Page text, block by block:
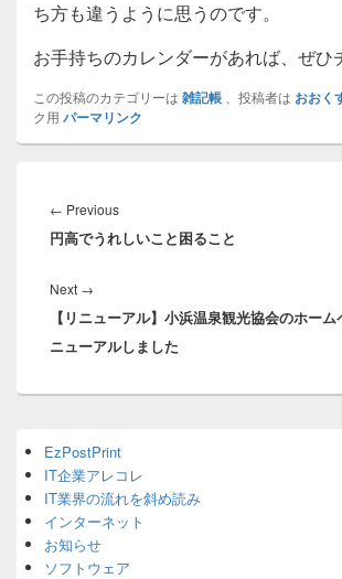
ち方も違うように思うのです。
お手持ちのカレンダーがあれば、ぜひ
この投稿のカテゴリーは 雑記帳 、投稿者は おおく
ク用 パーマリンク
稿
ナ
ゲ
ー
シ
ョ
← PreviousPrevious
post:
円高でうれしいこと困ること
Next →
post:
【リニューアル】小浜温泉観光協会のホーム
ニューアルしました
Sidebar
Widget
Area
EzPostPrint
IT企業アレコレ
IT業界の流れを斜め読み
インターネット
お知らせ
ソフトウェア